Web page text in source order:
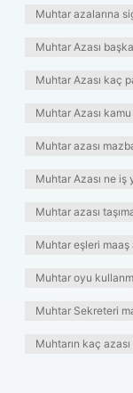
Muhtar azalarına
Muhtar Azası
Muhtar Azası kaç
Muhtar Azası
Muhtar azası
Muhtar Azası ne iş
Muhtar azası
Muhtar eşleri maaş
Muhtar oyu
Muhtar Sekreteri
Muhtarın kaç